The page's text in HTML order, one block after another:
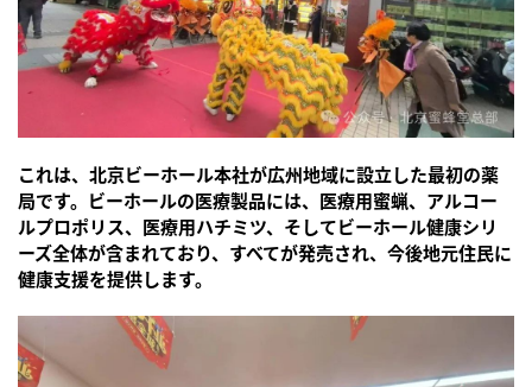
これは、北京ビーホール本社が広州地域に設立した最初の薬
局です。ビーホールの医療製品には、医療用蜜蝋、アルコー
ルプロポリス、医療用ハチミツ、そしてビーホール健康シリ
ーズ全体が含まれており、すべてが発売され、今後地元住民に
健康支援を提供します。